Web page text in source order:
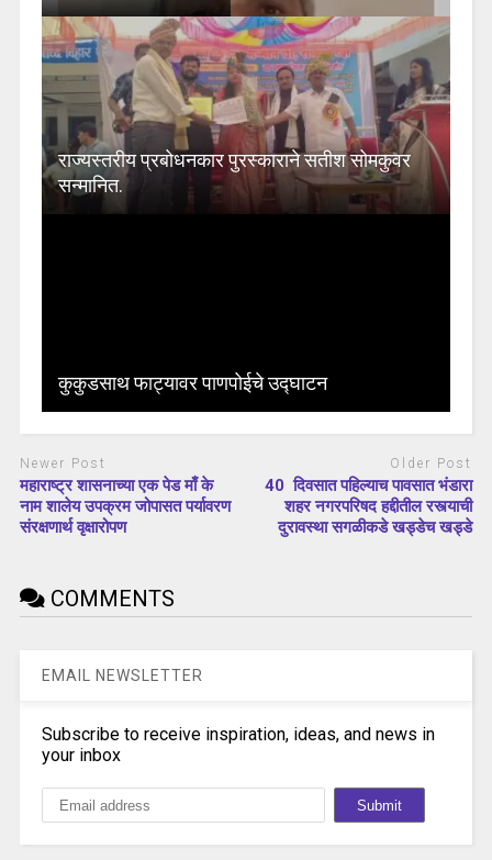
राज्यस्तरीय प्रबोधनकार पुरस्काराने सतीश सोमकुवर
सन्मानित.
कुकुडसाथ फाट्यावर पाणपोईचे उद्घाटन
Newer Post
महाराष्ट्र शासनाच्या एक पेड माँ के
नाम शालेय उपक्रम जोपासत पर्यावरण
संरक्षणार्थ वृक्षारोपण
Older Post
40 दिवसात पहिल्याच पावसात भंडारा
शहर नगरपरिषद हद्दीतील रस्त्याची
दुरावस्था सगळीकडे खड्डेच खड्डे
COMMENTS
EMAIL NEWSLETTER
Subscribe to receive inspiration, ideas, and news in
your inbox